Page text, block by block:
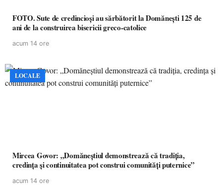
FOTO. Sute de credincioși au sărbătorit la Domănești 125 de
ani de la construirea bisericii greco-catolice
acum 14 ore
LOCALE
Mircea Govor: „Domăneștiul demonstrează că tradiția,
credința și continuitatea pot construi comunități puternice”
acum 14 ore